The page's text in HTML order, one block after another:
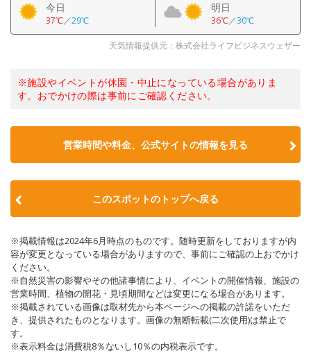
今日
37℃／29℃
明日
36℃／30℃
天気情報提供元：株式会社ライフビジネスウェザー
※施設やイベントが休園・中止になっている場合がありま
す。おでかけの際は事前にご確認ください。
営業時間や料金、公式サイトの情報を見る
このスポットのトップへ戻る
※掲載情報は2024年6月時点のものです。随時更新をしておりますが内
容が変更となっている場合がありますので、事前にご確認の上おでかけ
ください。
※自然災害の影響やその他諸事情により、イベントの開催情報、施設の
営業時間、植物の開花・見頃期間などは変更になる場合があります。
※掲載されている画像は取材先から本ページへの掲載の許諾をいただ
き、提供されたものとなります。画像の無断転載(二次使用)は禁止で
す。
※表示料金は消費税8％ないし10％の内税表示です。